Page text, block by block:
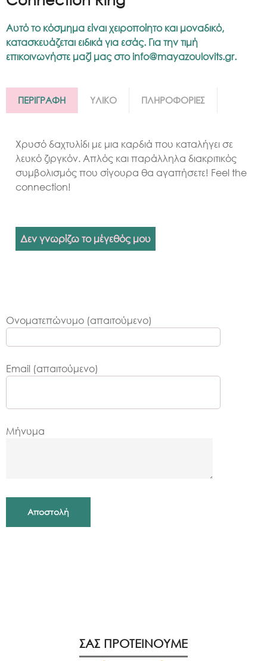
Αυτό το κόσμημα είναι χειροποίητο και μοναδικό,
κατασκευάζεται ειδικά για εσάς. Για την τιμή
επικοινωνήστε μαζί μας στοinfo@mayazoulovits.gr.
ΠΕΡΙΓΡΑΦΗ ΥΛΙΚΟ ΠΛΗΡΟΦΟΡΙΕΣ
Χρυσό δαχτυλίδι με μια καρδιά που καταλήγει σε
λευκό ζιργκόν. Απλός και παράλληλα διακριτικός
συμβολισμός που σίγουρα θα αγαπήσετε! Feel the
connection!
Δεν γνωρίζω το μέγεθός μου
Ονοματεπώνυμο (απαιτούμενο)
Email (απαιτούμενο)
Μήνυμα
ΣΑΣ ΠΡΟΤΕΙΝΟΥΜΕ